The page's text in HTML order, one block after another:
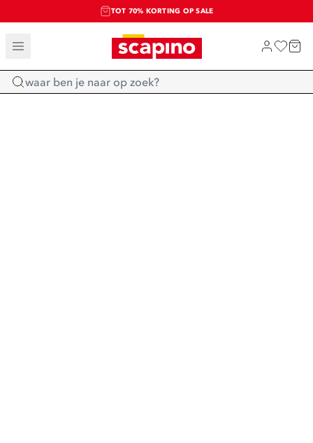
TOT 70% KORTING OP SALE
SALE: LAATSTE KANS!
SHOP NIEUW
Home